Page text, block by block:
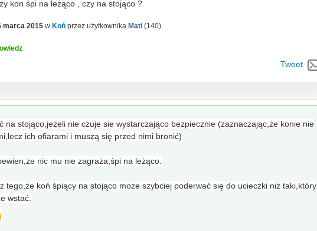
kon śpi na leżąco , czy na stojąco ?
marca 2015 w Koń przez użytkownika Mati (140)
Tweet
na stojąco,jeżeli nie czuje sie wystarczająco bezpiecznie (zaznaczając,że konie nie
ich ofiarami i muszą się przed nimi bronić)
nic mu nie zagraża,śpi na leżąco.
tego,że koń śpiący na stojąco może szybciej poderwać się do ucieczki niż taki,który
wstać.